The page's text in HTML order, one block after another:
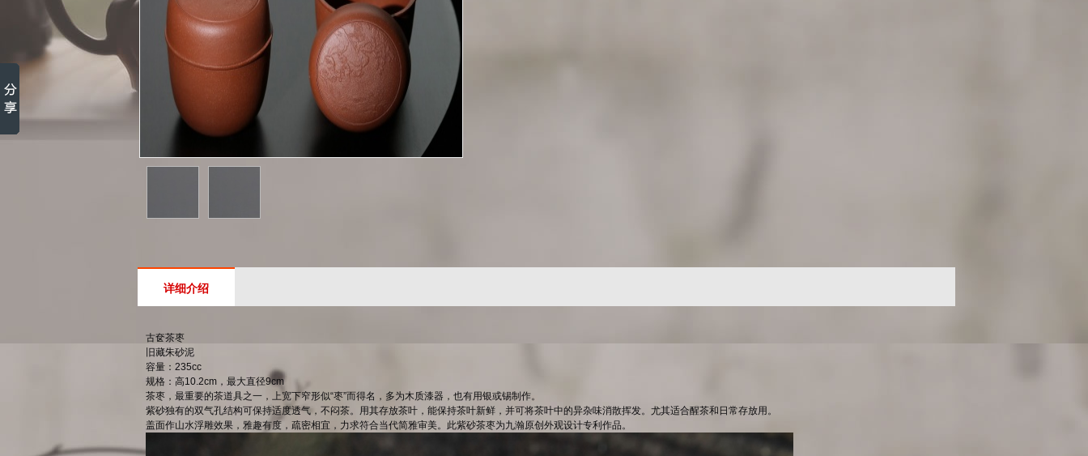
详细介绍
古奁茶枣
旧藏朱砂泥
容量：235cc
规格：高10.2cm，最大直径9cm
茶枣，最重要的茶道具之一，上宽下窄形似“枣”而得名，多为木质漆器，也有用银或锡制作。
紫砂独有的双气孔结构可保持适度透气，不闷茶。用其存放茶叶，能保持茶叶新鲜，并可将茶叶中的异杂味消散挥发。尤其适合醒茶和日常存放用。
盖面作山水浮雕效果，雅趣有度，疏密相宜，力求符合当代简雅审美。此紫砂茶枣为九瀚原创外观设计专利作品。